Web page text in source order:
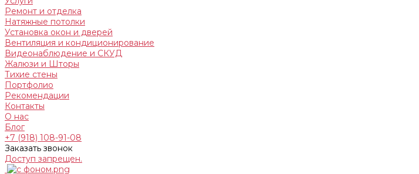
Ремонт и отделка
Натяжные потолки
Установка окон и дверей
Вентиляция и кондиционирование
Видеонаблюдение и СКУД
Жалюзи и Шторы
Тихие стены
Портфолио
Рекомендации
Контакты
О нас
Блог
+7 (918) 108-91-08
Заказать звонок
Доступ запрещен.